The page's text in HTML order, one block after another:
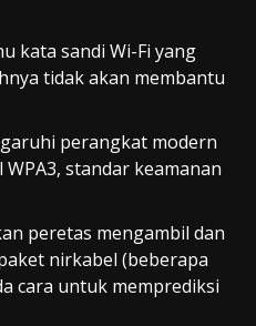
kata sandi Wi-Fi yang
tidak akan membantu
perangkat modern
standar keamanan
peretas mengambil dan
nirkabel (beberapa
cara untuk memprediksi